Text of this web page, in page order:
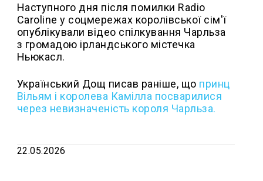
Наступного дня після помилки Radio
Caroline у соцмережах королівської сім'ї
опублікували відео спілкування Чарльза
з громадою ірландського містечка
Ньюкасл.
Український Дощ писав раніше, що принц
Вільям і королева Камілла посварилися
через невизначеність короля Чарльза.
22.05.2026